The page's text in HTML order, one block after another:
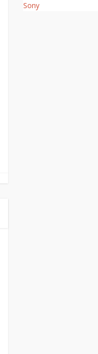
Sony